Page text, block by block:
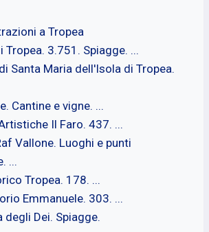
a Tropea
Tropea. 3.751. Spiagge. ...
Santa Maria dell'Isola di Tropea.
Cantine e vigne. ...
Il Faro. 437. ...
Vallone. Luoghi e punti
...
Tropea. 178. ...
Emmanuele. 303. ...
degli Dei. Spiagge.